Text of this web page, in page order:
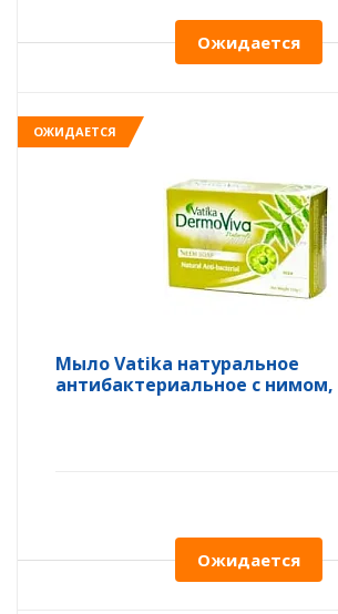
Ожидается
ОЖИДАЕТСЯ
Мыло Vatika натуральное
антибактериальное с нимом,
Ожидается